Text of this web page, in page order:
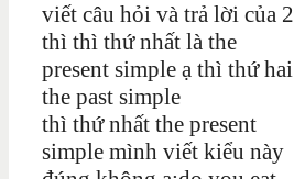
viết câu hỏi và trả lời của 2
thì thì thứ nhất là the
present simple ạ thì thứ hai
the past simple
thì thứ nhất the present
simple mình viết kiểu này